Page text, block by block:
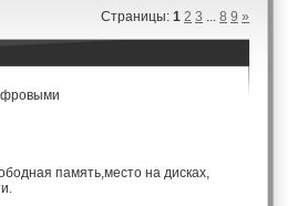
Страницы: 1 2 3 ... 8 9 »
память,место на дисках,